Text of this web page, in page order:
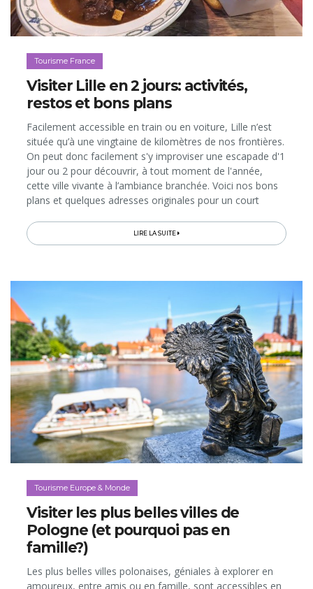
Tourisme France
Visiter Lille en 2 jours: activités,
restos et bons plans
Facilement accessible en train ou en voiture, Lille n’est
située qu’à une vingtaine de kilomètres de nos frontières.
On peut donc facilement s'y improviser une escapade d'1
jour ou 2 pour découvrir, à tout moment de l'année,
cette ville vivante à l’ambiance branchée. Voici nos bons
plans et quelques adresses originales pour un court
LIRE LA SUITE
Tourisme Europe & Monde
Visiter les plus belles villes de
Pologne (et pourquoi pas en
famille?)
Les plus belles villes polonaises, géniales à explorer en
amoureux, entre amis ou en famille, sont accessibles en